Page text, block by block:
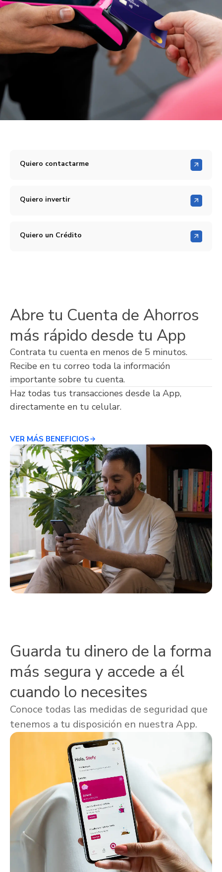
Quiero contactarme
Quiero invertir
Quiero un Crédito
Abre tu Cuenta de Ahorros
más rápido desde tu App
Contrata tu cuenta en menos de 5 minutos.
Recibe en tu correo toda la información
importante sobre tu cuenta.
Haz todas tus transacciones desde la App,
directamente en tu celular.
VER MÁS BENEFICIOS
Guarda tu dinero de la forma
más segura y accede a él
cuando lo necesites
Conoce todas las medidas de seguridad que
tenemos a tu disposición en nuestra App.